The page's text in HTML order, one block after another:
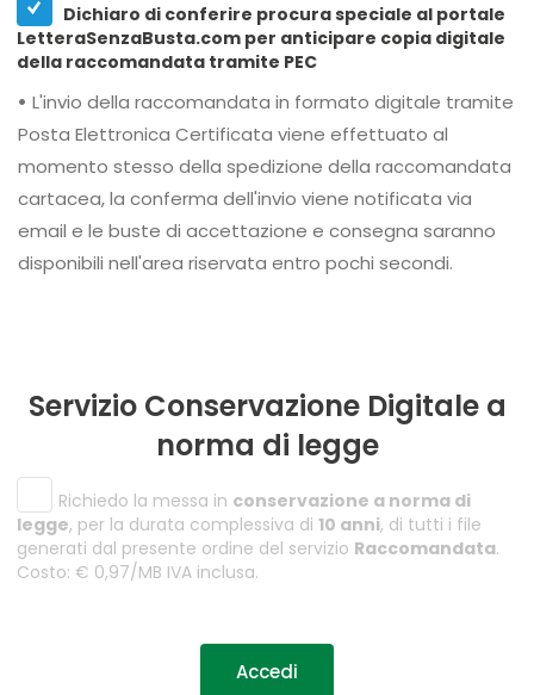
Dichiaro di conferire procura speciale al portale
LetteraSenzaBusta.com per anticipare copia digitale
della raccomandata tramite PEC
• L'invio della raccomandata in formato digitale tramite
Posta Elettronica Certificata viene effettuato al
momento stesso della spedizione della raccomandata
cartacea, la conferma dell'invio viene notificata via
email e le buste di accettazione e consegna saranno
disponibili nell'area riservata entro pochi secondi.
Servizio Conservazione Digitale a
norma di legge
Richiedo la messa in conservazione a norma di
legge, per la durata complessiva di 10 anni, di tutti i file
generati dal presente ordine del servizio Raccomandata.
Costo: € 0,97/MB IVA inclusa.
Accedi